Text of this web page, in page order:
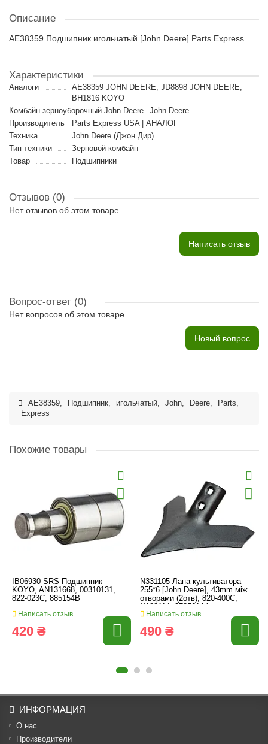
Описание
AE38359 Подшипник игольчатый [John Deere] Parts Express
Характеристики
Аналоги
AE38359 JOHN DEERE, JD8898 JOHN DEERE,
BH1816 KOYO
Комбайн зерноуборочный John Deere
John Deere
Производитель
Parts Express USA | АНАЛОГ
Техника
John Deere (Джон Дир)
Тип техники
Зерновой комбайн
Товар
Подшипники
Отзывов (0)
Нет отзывов об этом товаре.
Написать отзыв
Вопрос-ответ (0)
Нет вопросов об этом товаре.
Новый вопрос
AE38359, Подшипник, игольчатый, John, Deere, Parts,
Express
Похожие товары
IB06930 SRS Подшипник
KOYO, AN131668, 00310131,
822-023C, 885154B
Написать отзыв
420 ₴
N331105 Лапа культиватора
255*6 [John Deere], 43mm між
отворами (2отв), 820-400C,
N182114, 372561A1
Написать отзыв
490 ₴
ИНФОРМАЦИЯ
О нас
Производители